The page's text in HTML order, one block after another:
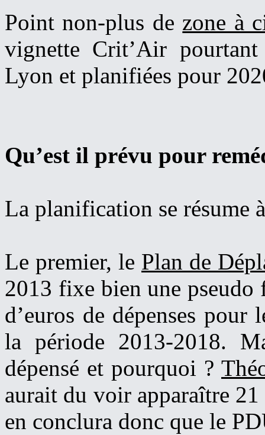
Point non-plus de zone à
vignette Crit’Air
Lyon et planifiées pour
Qu’est il prévu pour
La planification se résume
Le premier, le Plan de
2013 fixe bien une
d’euros de dépenses
la période 2013-2018.
dépensé et pourquoi ?
aurait du voir apparaître
en conclura donc que le